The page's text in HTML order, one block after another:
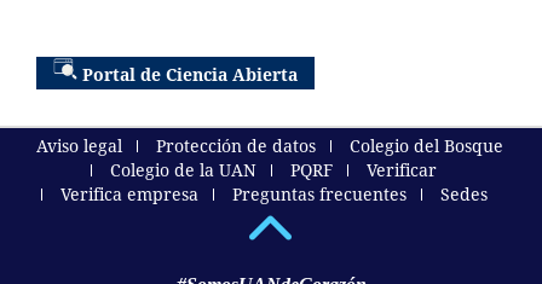
Portal de Ciencia Abierta
Aviso legal Protección de datos
Colegio del Bosque
Colegio de la UAN
PQRF
Verificar
Verifica empresa
Preguntas frecuentes Sedes